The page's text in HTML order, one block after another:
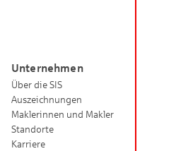
Unternehmen
Über die SIS
Auszeichnungen
Maklerinnen und Makler
Standorte
Karriere